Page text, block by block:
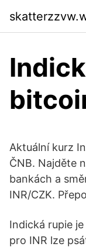
Aktuální kurz
ČNB. Najděte
bankách a
INR/CZK.
Indická rupie
pro INR lze